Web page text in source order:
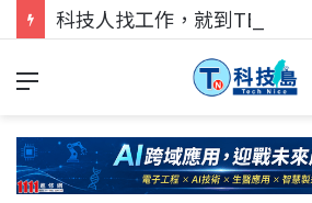
科技人找工作，就到TECH+